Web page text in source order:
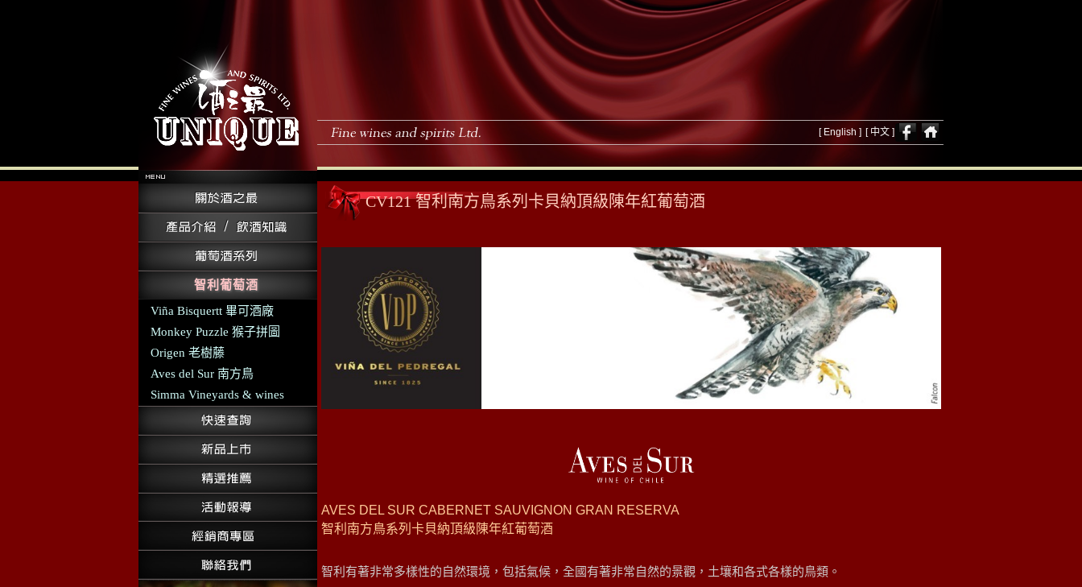
[ English ] [ 中文 ]
智利葡萄酒
Viña Bisquertt 畢可酒廠
Monkey Puzzle 猴子拼圖
Origen 老樹藤
Aves del Sur 南方鳥
Simma Vineyards & wines
CV121 智利南方鳥系列卡貝納頂級陳年紅葡萄酒
AVES DEL SUR CABERNET SAUVIGNON GRAN RESERVA
智利南方鳥系列卡貝納頂級陳年紅葡萄酒
智利有著非常多樣性的自然環境，包括氣候，全國有著非常自然的景觀，土壤和各式各樣的鳥類。